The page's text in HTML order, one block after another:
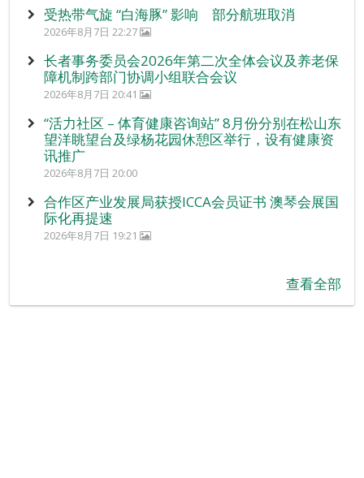
受热带气旋 “白海豚” 影响 部分航班取消
2026年8月7日 22:27
长者事务委员会2026年第二次全体会议及养老保
障机制跨部门协调小组联合会议
2026年8月7日 20:41
“活力社区 – 体育健康咨询站” 8月份分别在松山东
望洋眺望台及绿杨花园休憩区举行，设有健康资
讯推广
2026年8月7日 20:00
合作区产业发展局获授ICCA会员证书 澳琴会展国
际化再提速
2026年8月7日 19:21
查看全部